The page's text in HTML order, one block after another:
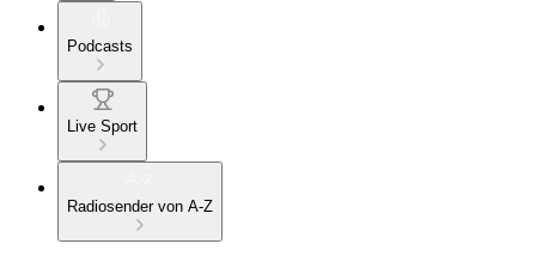
Podcasts
Live Sport
Radiosender von A-Z